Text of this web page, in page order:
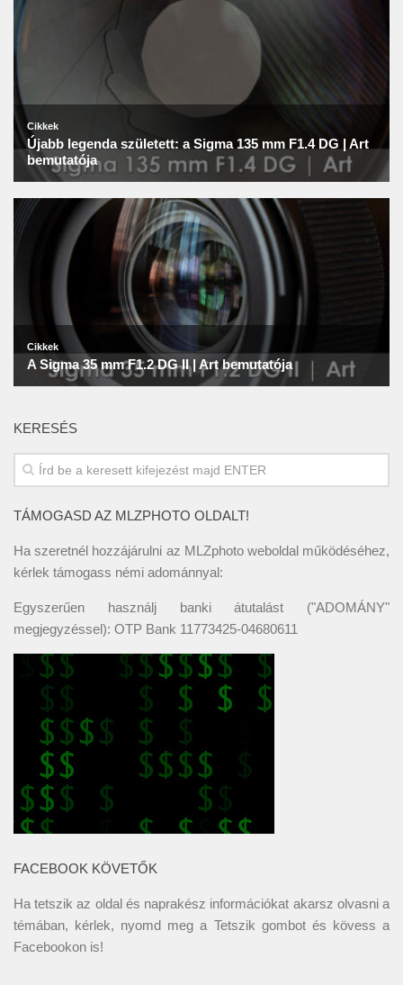
KERESÉS
TÁMOGASD AZ MLZPHOTO OLDALT!
Ha szeretnél hozzájárulni az MLZphoto weboldal működéséhez,
kérlek támogass némi adománnyal:
Egyszerűen használj banki átutalást ("ADOMÁNY"
megjegyzéssel): OTP Bank 11773425-04680611
FACEBOOK KÖVETŐK
Ha tetszik az oldal és naprakész információkat akarsz olvasni a
témában, kérlek, nyomd meg a Tetszik gombot és kövess a
Facebookon is!